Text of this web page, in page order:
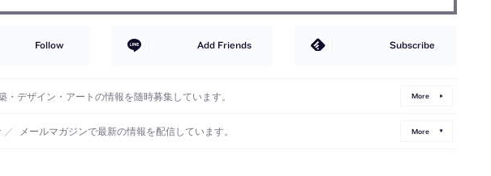
Follow Add Friends Subscribe
・デザイン・アートの情報を随時募集しています。 More
／ メールマガジンで最新の情報を配信しています。 More